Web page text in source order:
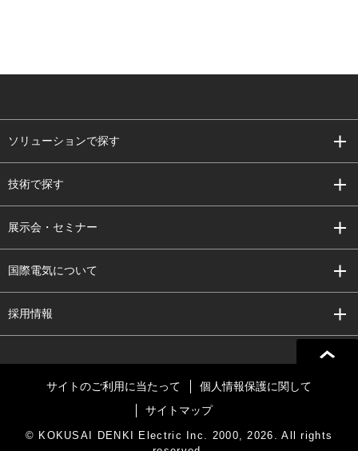
ソリューションで探す
技術で探す
展示会・セミナー
国際電気について
採用情報
サイトのご利用に当たって
個人情報保護に関して
サイトマップ
© KOKUSAI DENKI Electric Inc. 2000, 2026. All rights